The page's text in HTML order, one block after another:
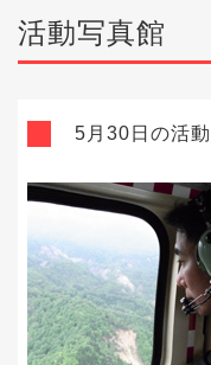
活動写真館
5月30日の活動